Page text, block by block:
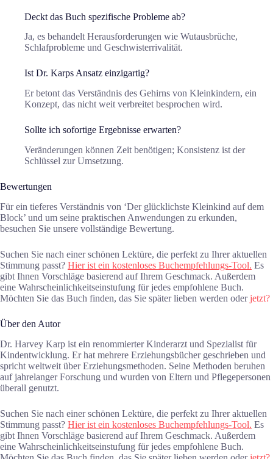
Deckt das Buch spezifische Probleme ab?
Ja, es behandelt Herausforderungen wie Wutausbrüche,
Schlafprobleme und Geschwisterrivalität.
Ist Dr. Karps Ansatz einzigartig?
Er betont das Verständnis des Gehirns von Kleinkindern, ein
Konzept, das nicht weit verbreitet besprochen wird.
Sollte ich sofortige Ergebnisse erwarten?
Veränderungen können Zeit benötigen; Konsistenz ist der
Schlüssel zur Umsetzung.
Bewertungen
Für ein tieferes Verständnis von ‘Der glücklichste Kleinkind auf dem
Block’ und um seine praktischen Anwendungen zu erkunden,
besuchen Sie unsere vollständige Bewertung.
Suchen Sie nach einer schönen Lektüre, die perfekt zu Ihrer aktuellen
Stimmung passt? Hier ist ein kostenloses Buchempfehlungs-Tool. Es
gibt Ihnen Vorschläge basierend auf Ihrem Geschmack. Außerdem
eine Wahrscheinlichkeitseinstufung für jedes empfohlene Buch.
Möchten Sie das Buch finden, das Sie später lieben werden oderjetzt?
Über den Autor
Dr. Harvey Karp ist ein renommierter Kinderarzt und Spezialist für
Kindentwicklung. Er hat mehrere Erziehungsbücher geschrieben und
spricht weltweit über Erziehungsmethoden. Seine Methoden beruhen
auf jahrelanger Forschung und wurden von Eltern und Pflegepersonen
überall genutzt.
Suchen Sie nach einer schönen Lektüre, die perfekt zu Ihrer aktuellen
Stimmung passt? Hier ist ein kostenloses Buchempfehlungs-Tool. Es
gibt Ihnen Vorschläge basierend auf Ihrem Geschmack. Außerdem
eine Wahrscheinlichkeitseinstufung für jedes empfohlene Buch.